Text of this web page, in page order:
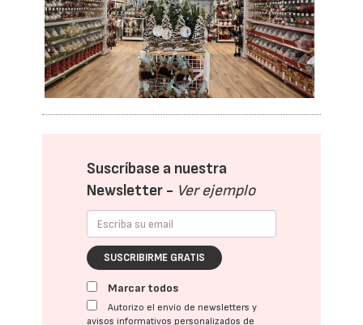
Suscríbase a nuestra
Newsletter - Ver ejemplo
SUSCRIBIRME GRATIS
Marcar todos
Autorizo el envío de newsletters y
avisos informativos personalizados de